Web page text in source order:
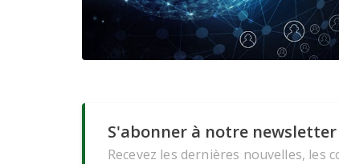
S'abonner à notre newsletter
Recevez les dernières nouvelles, les